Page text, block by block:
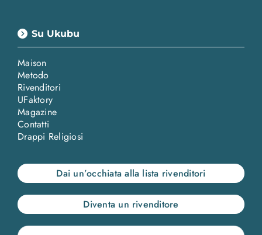
Su Ukubu
Maison
Metodo
Rivenditori
UFaktory
Magazine
Contatti
Drappi Religiosi
Dai un’occhiata alla lista rivenditori
Diventa un rivenditore